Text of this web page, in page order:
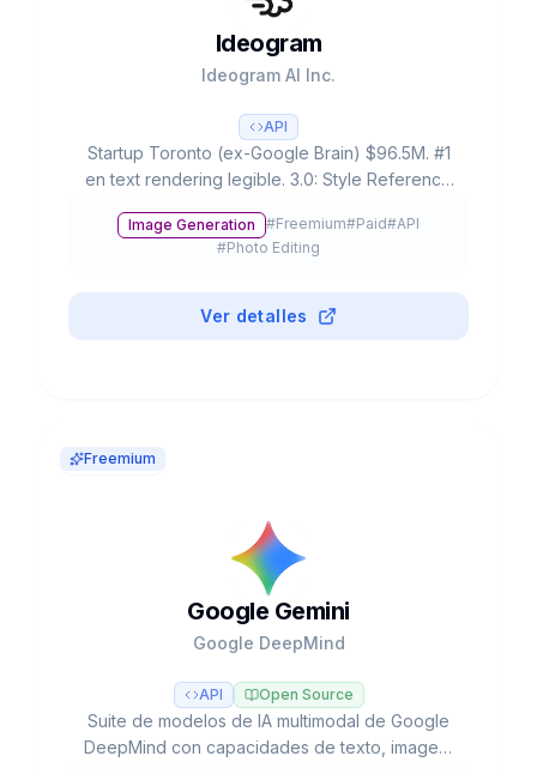
Ideogram
Ideogram AI Inc.
API
Startup Toronto (ex-Google Brain) $96.5M. #1
en text rendering legible. 3.0: Style Reference
20-25 prompts/día.
Image Generation #Freemium#Paid#API
#Photo Editing
Ver detalles
Freemium
Google Gemini
Google DeepMind
API Open Source
Suite de modelos de IA multimodal de Google
DeepMind con capacidades de texto, imagen,